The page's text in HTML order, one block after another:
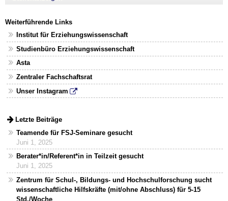
Weiterführende Links
Institut für Erziehungswissenschaft
Studienbüro Erziehungswissenschaft
Asta
Zentraler Fachschaftsrat
Unser Instagram
Letzte Beiträge
Teamende für FSJ-Seminare gesucht
Juni 1, 2025
Berater*in/Referent*in in Teilzeit gesucht
Juni 1, 2025
Zentrum für Schul-, Bildungs- und Hochschulforschung sucht
wissenschaftliche Hilfskräfte (mit/ohne Abschluss) für 5-15
Std./Woche